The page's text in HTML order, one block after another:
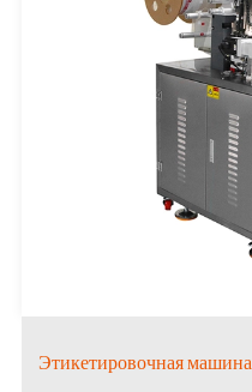
Этикетировочная машина